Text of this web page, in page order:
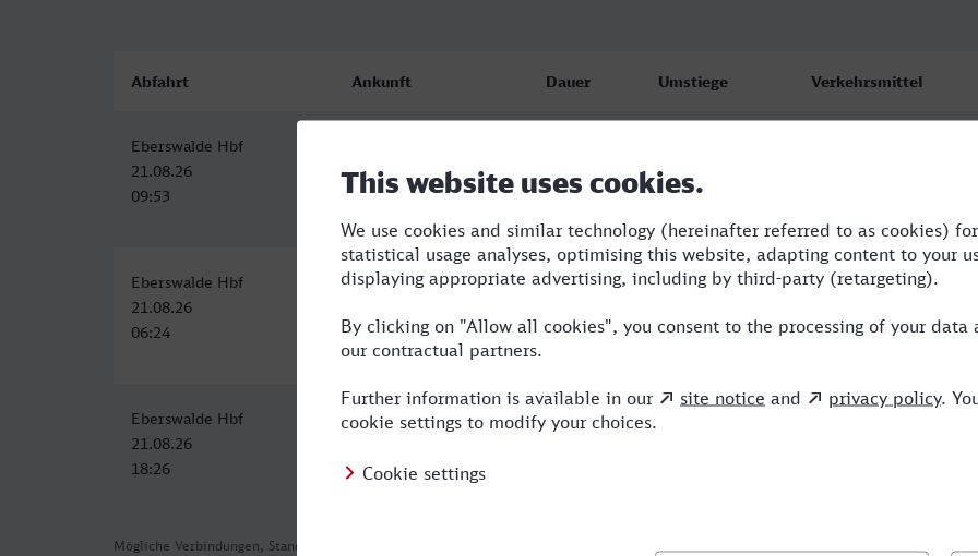
Mögliche Verbindungen, Stand: 2026-08-07 03:43
Abfahrt Ankunft Dauer Umstiege Verkehrsmittel
Eberswalde Hbf
21.08.26
09:53
21.08.26
15:30
Eberswalde Hbf
21.08.26
06:24
Öhringen Hbf
12:32
6:08 3 RB,RE,ARV,ICE
Eberswalde Hbf
21.08.26
18:26
Öhringen Hbf
07:25
12:59